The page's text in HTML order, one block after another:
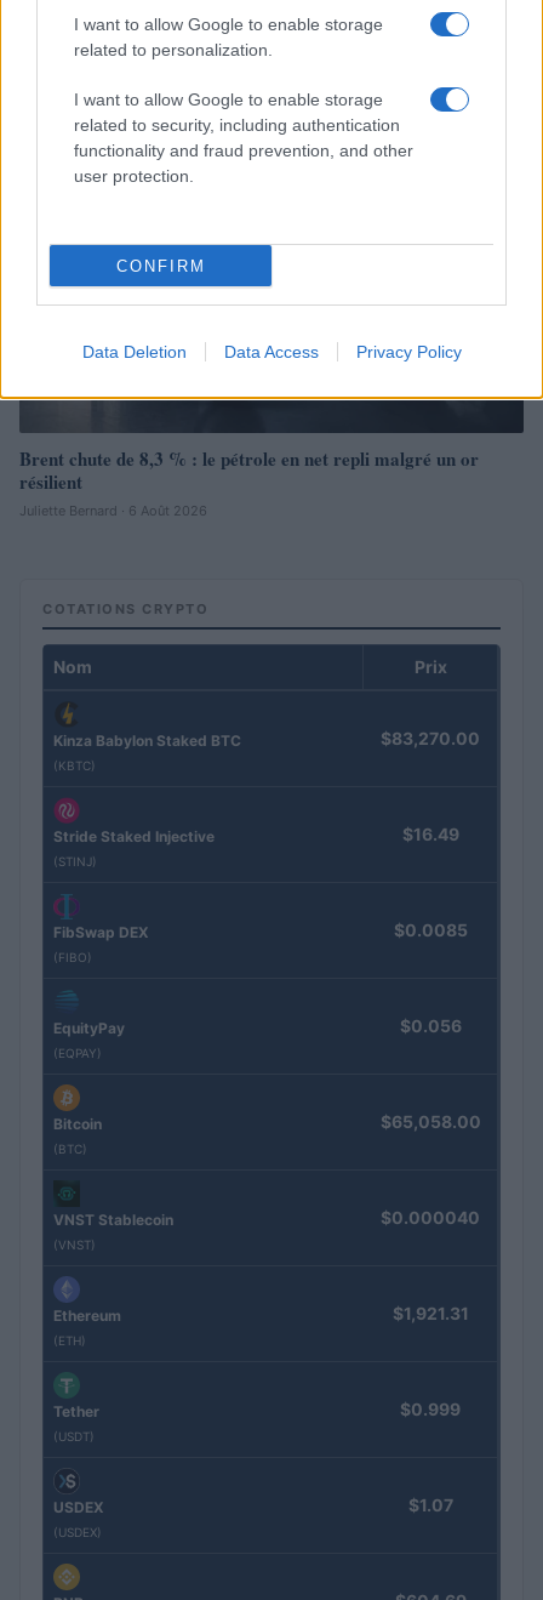
I want to allow Google to enable storage
related to personalization.
I want to allow Google to enable storage
related to security, including authentication
functionality and fraud prevention, and other
user protection.
CONFIRM
Data Deletion Data Access Privacy Policy
Brent chute de 8,3% : les matières premières corrigent en août
NEWS
Brent chute de 8,3 % : le pétrole en net repli malgré un or
résilient
Juliette Bernard · 6 Août 2026
COTATIONS CRYPTO
Nom Prix
Kinza Babylon Staked BTC
(KBTC)
$83,270.00
Stride Staked Injective
(STINJ)
$16.49
FibSwap DEX
(FIBO)
$0.0085
EquityPay
(EQPAY)
$0.056
Bitcoin
(BTC)
$65,058.00
VNST Stablecoin
(VNST)
$0.000040
Ethereum
(ETH)
$1,921.31
Tether
(USDT)
$0.999
USDEX
(USDEX)
$1.07